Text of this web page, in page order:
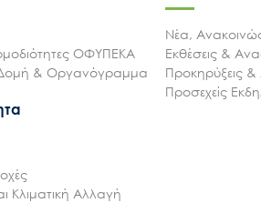
ΟΦΥΠΕΚΑ
Δομή & Οργανόγραμμα
Νέα,
Εκθέσεις &
Προκηρύξεις &
Προσεχείς
Κλιματική Αλλαγή